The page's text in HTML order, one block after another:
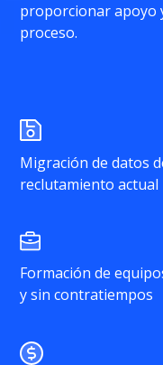
proporcionar apoyo
proceso.
Migración de datos
reclutamiento actual
Formación de
y sin contratiempos